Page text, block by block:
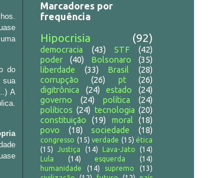
do
sua
A
Marcadores por
frequência
Hipocrisia (92)
democracia (43) STF
(42)
poder
(40) Bolsonaro
(35)
liberdade
(33) Brasil
(28)
corrupção
(26) pt
(26)
digitrônica
(24) estado
(24)
governo
(24) política
(24)
políticos (24) tecnologia (20)
constituição
(19) moral
(18)
povo
(18) sociedade (18)
congresso (15) verdade (15) ética
(15)
Justiça (14) Lava-Jato
(14)
Lula
(14) esquerda
(14)
humanidade
(14) supremo
(13)